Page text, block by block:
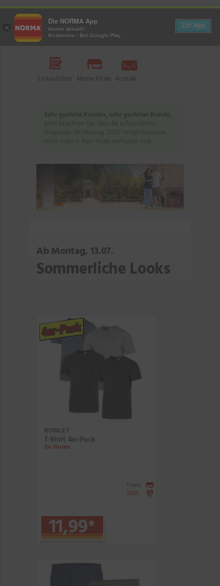
Einkaufsliste Meine Filiale Kontakt
Sehr geehrte Kundin, sehr geehrter Kunde,
bitte beachten Sie, dass die aufgerufenen
Angebote "ab Montag, 13.07." möglicherweise
nicht mehr in Ihrer Filiale verfügbar sind.
Ab Montag, 13.07.
Sommerliche Looks
4er-Pack
RONLEY
T-Shirt 4er-Pack
für Herren
11,99*
Filiale
Shop
×
Die NORMA App
Immer aktuell!
Kostenlos - Bei Google Play
Zur App